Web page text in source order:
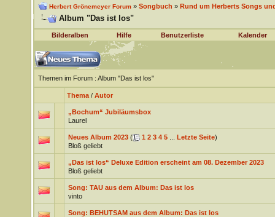
Herbert Grönemeyer Forum» Songbuch » Rund um Herberts Songs
Album "Das ist los"
Bilderalben Hilfe Benutzerliste Kalender
Themen im Forum: Album "Das ist los"
Thema/ Autor
„Bochum“ Jubiläumsbox
Laurel
Neues Album 2023 ( 1 2 3 4 5... Letzte Seite)
Bloß geliebt
„Das ist los“ Deluxe Edition erscheint am 08. Dezember 2023
Bloß geliebt
Song: TAU aus dem Album: Das ist los
vinto
Song: BEHUTSAM aus dem Album: Das ist los